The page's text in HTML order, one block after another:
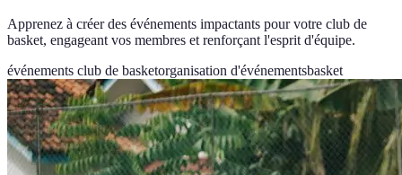
Apprenez à créer des événements impactants pour votre club de
basket, engageant vos membres et renforçant l'esprit d'équipe.
événements club de basketorganisation d'événementsbasket